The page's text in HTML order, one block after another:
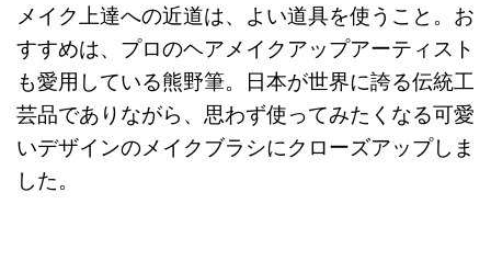
メイク上達への近道は、よい道具を使うこと。お
すすめは、プロのヘアメイクアップアーティスト
も愛用している熊野筆。日本が世界に誇る伝統工
芸品でありながら、思わず使ってみたくなる可愛
いデザインのメイクブラシにクローズアップしま
した。